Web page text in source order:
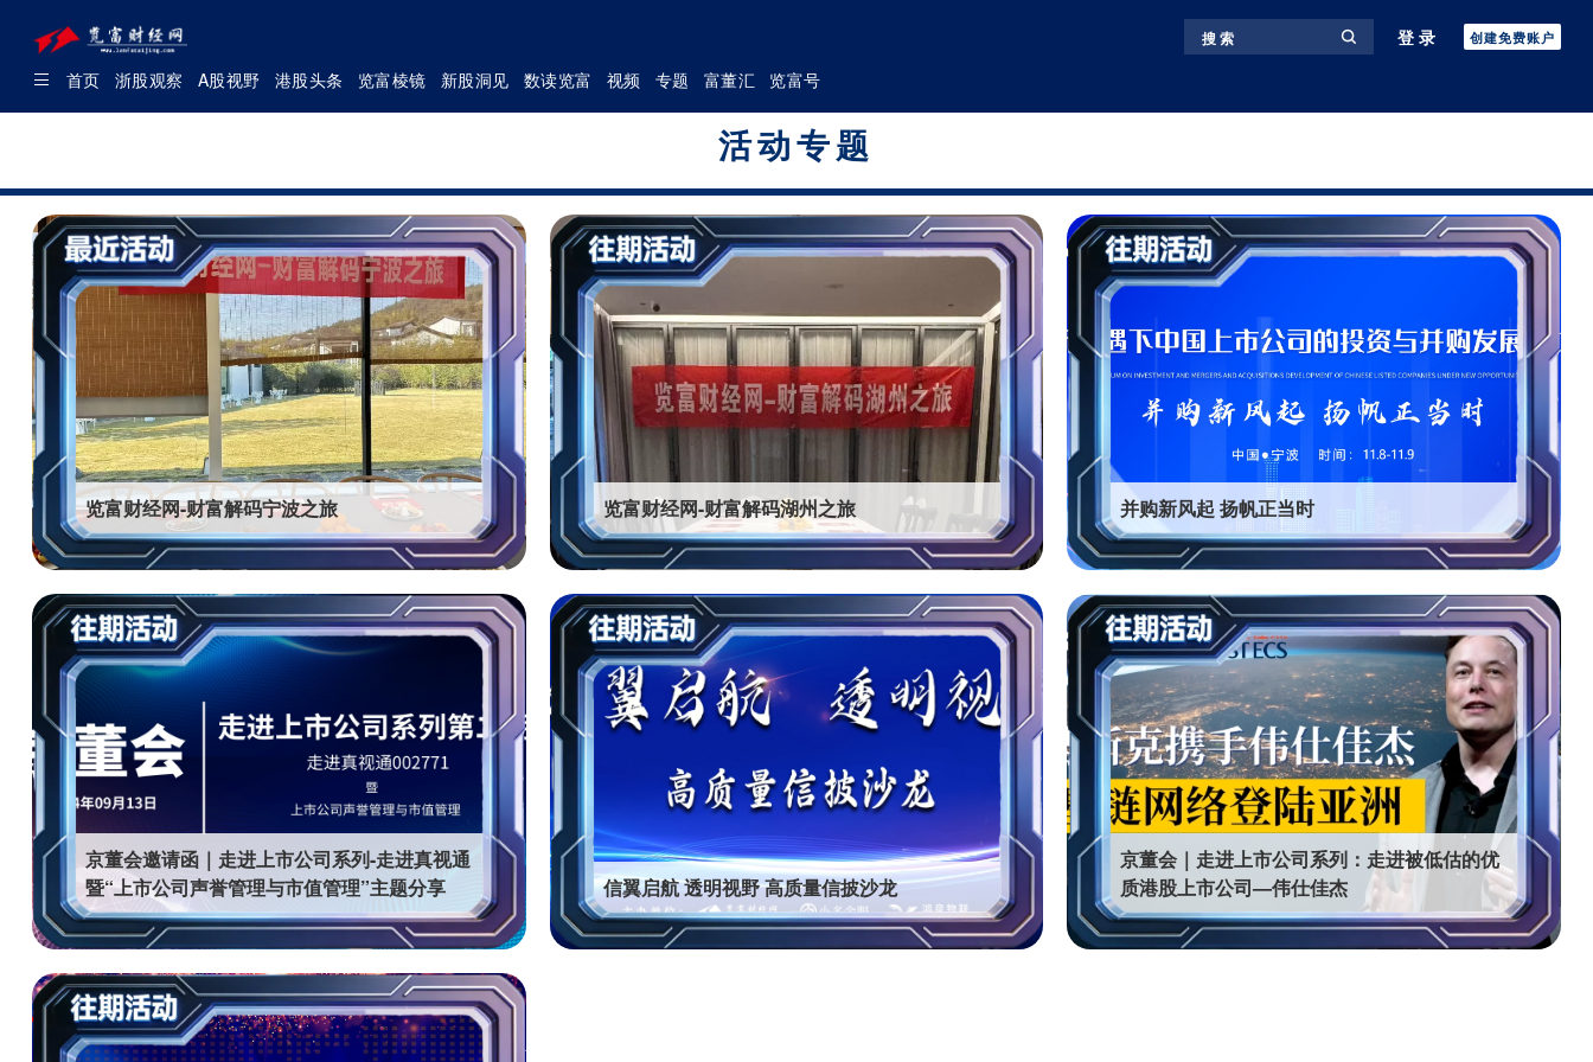
搜 索 登录 创建免费账户
首页 浙股观察 A股视野 港股头条 览富棱镜 新股洞见 数读览富 视频 专题 富董汇 览富号
活动专题
览富财经网-财富解码宁波之旅 览富财经网-财富解码湖州之旅 并购新风起 扬帆正当时
京董会邀请函｜走进上市公司系列-走进真视通
暨“上市公司声誉管理与市值管理”主题分享
信翼启航 透明视野 高质量信披沙龙
京董会｜走进上市公司系列：走进被低估的优
质港股上市公司—伟仕佳杰